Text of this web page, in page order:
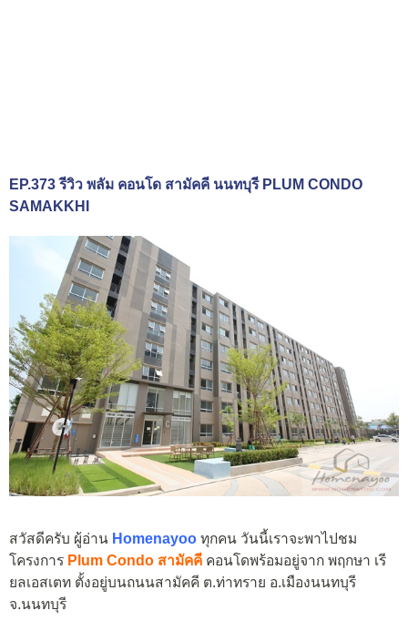
EP.373 รีวิว พลัม คอนโด สามัคคี นนทบุรี PLUM CONDO
SAMAKKHI
สวัสดีครับ ผู้อ่าน Homenayoo ทุกคน วันนี้เราจะพาไปชม
โครงการ Plum Condo สามัคคี คอนโดพร้อมอยู่จาก พฤกษา เรี
ยลเอสเตท ตั้งอยู่บนถนนสามัคคี ต.ท่าทราย อ.เมืองนนทบุรี
จ.นนทบุรี